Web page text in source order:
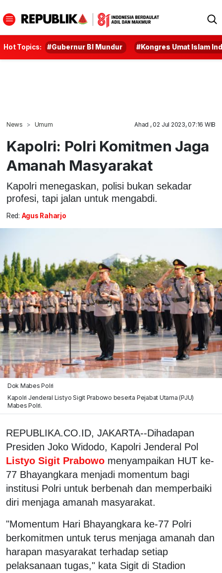
Hot Topics: #Gubernur BI Mundur #Kongres Umat Islam
News Umum Ahad , 02 Jul 2023, 07:16 WIB
Kapolri: Polri Komitmen Jaga
Amanah Masyarakat
Kapolri menegaskan, polisi bukan sekadar
profesi, tapi jalan untuk mengabdi.
Red: Agus Raharjo
Dok Mabes Polri
Kapolri Jenderal Listyo Sigit Prabowo beserta Pejabat Utama (PJU)
Mabes Polri.
REPUBLIKA.CO.ID, JAKARTA--Dihadapan
Presiden Joko Widodo, Kapolri Jenderal Pol
Listyo Sigit Prabowo menyampaikan HUT ke-
77 Bhayangkara menjadi momentum bagi
institusi Polri untuk berbenah dan memperbaiki
diri menjaga amanah masyarakat.
"Momentum Hari Bhayangkara ke-77 Polri
berkomitmen untuk terus menjaga amanah dan
harapan masyarakat terhadap setiap
pelaksanaan tugas," kata Sigit di Stadion